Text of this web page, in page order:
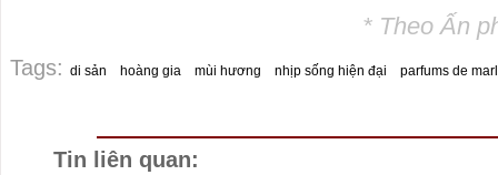
* Theo Ấn
Tags: di sản hoàng gia mùi hương nhịp sống hiện đại parfums de
Tin liên quan: